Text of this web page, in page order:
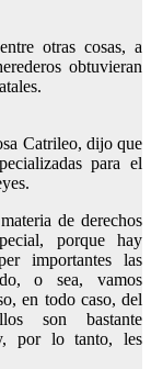
otras cosas, a
obtuvieran
Catrileo, dijo que
para el
de derechos
porque hay
importantes las
o sea, vamos
en todo caso, del
son bastante
y, por lo tanto, les